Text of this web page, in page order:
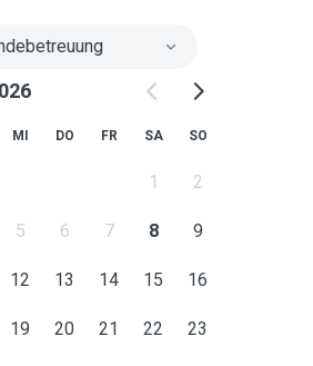
with dogs and spent a long time
shelter (I have a dog-walking
MI DO FR SA SO
1 2
5 6 7 8 9
12 13 14 15 16
19 20 21 22 23